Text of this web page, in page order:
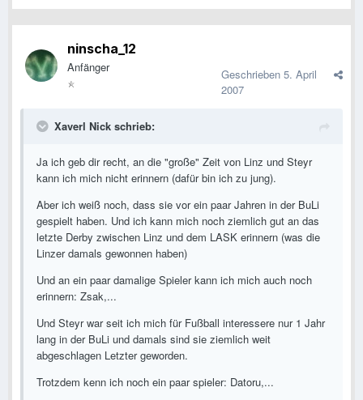
ninscha_12
Anfänger Geschrieben 5. April
2007
Xaverl Nick schrieb:
Ja ich geb dir recht, an die "große" Zeit von Linz und Steyr
kann ich mich nicht erinnern (dafür bin ich zu jung).
Aber ich weiß noch, dass sie vor ein paar Jahren in der BuLi
gespielt haben. Und ich kann mich noch ziemlich gut an das
letzte Derby zwischen Linz und dem LASK erinnern (was die
Linzer damals gewonnen haben)
Und an ein paar damalige Spieler kann ich mich auch noch
erinnern: Zsak,...
Und Steyr war seit ich mich für Fußball interessere nur 1 Jahr
lang in der BuLi und damals sind sie ziemlich weit
abgeschlagen Letzter geworden.
Trotzdem kenn ich noch ein paar spieler: Datoru,...